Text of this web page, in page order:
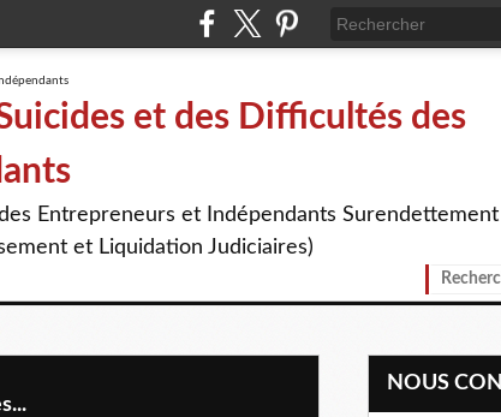
et des Difficultés des
Entrepreneurs et Indépendants
et Liquidation Judiciaires)
NOUS